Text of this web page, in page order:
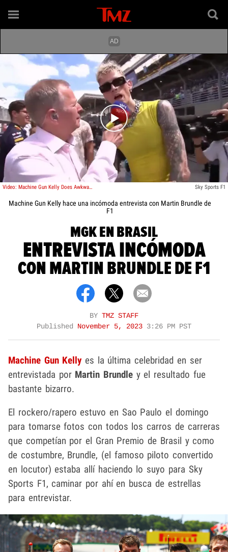
Play video content
Video: Machine Gun Kelly Does Awkward Interview with F1's Martin Brundle Sky Sports F1
Machine Gun Kelly hace una incómoda entrevista con Martin Brundle de
F1
MGK EN BRASIL
ENTREVISTA INCÓMODA
CON MARTIN BRUNDLE DE F1
BY TMZ STAFF
Published
November 5, 2023 3:26 PM PST
Machine Gun Kelly es la última celebridad en ser
entrevistada porMartin Brundle y el resultado fue
bastante bizarro.
El rockero/rapero estuvo en Sao Paulo el domingo
para tomarse fotos con todos los carros de carreras
que competían por el Gran Premio de Brasil y como
de costumbre, Brundle, (el famoso piloto convertido
en locutor) estaba allí haciendo lo suyo para Sky
Sports F1, caminar por ahí en busca de estrellas
para entrevistar.